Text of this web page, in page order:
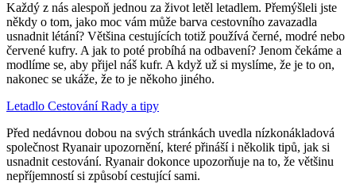
Každý z nás alespoň jednou za život letěl letadlem. Přemýšleli jste
někdy o tom, jako moc vám může barva cestovního zavazadla
usnadnit létání? Většina cestujících totiž používá černé, modré nebo
červené kufry. A jak to poté probíhá na odbavení? Jenom čekáme a
modlíme se, aby přijel náš kufr. A když už si myslíme, že je to on,
nakonec se ukáže, že to je někoho jiného.
Letadlo CestováníRady a tipy
Před nedávnou dobou na svých stránkách uvedla nízkonákladová
společnost Ryanair upozornění, které přináší i několik tipů, jak si
usnadnit cestování. Ryanair dokonce upozorňuje na to, že většinu
nepříjemností si způsobí cestující sami.